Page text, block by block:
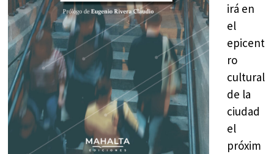
irá en
el
epicent
ro
cultural
de la
ciudad
el
próxim